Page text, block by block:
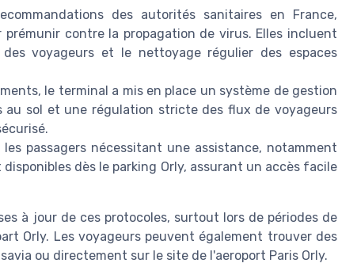
des autorités sanitaires en France,
contre la propagation de virus. Elles incluent
voyageurs et le nettoyage régulier des espaces
le terminal a mis en place un système de gestion
sol et une régulation stricte des flux de voyageurs
les passagers nécessitant une assistance, notamment
dès le parking Orly, assurant un accès facile
à jour de ces protocoles, surtout lors de périodes de
Orly. Les voyageurs peuvent également trouver des
ou directement sur le site de l'aeroport Paris Orly.